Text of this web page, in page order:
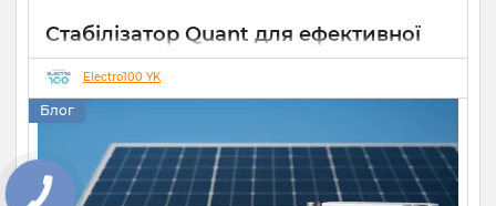
Стабілізатор Quant для ефективної
роботи СЕС
Electro100 YK
Блог
КНОПКА
ЗВ'ЯЗКУ